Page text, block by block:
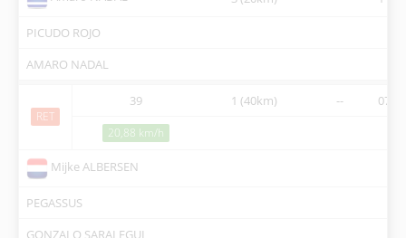
PICUDO ROJO
AMARO NADAL
RET
39 1 (40km) --
20,88 km/h
Mijke ALBERSEN
PEGASSUS
GONZALO SARALEGUI